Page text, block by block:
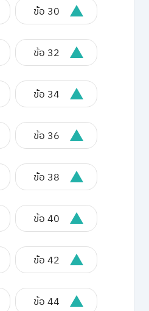
ข้อ 30
ข้อ 32
ข้อ 34
ข้อ 36
ข้อ 38
ข้อ 40
ข้อ 42
ข้อ 44